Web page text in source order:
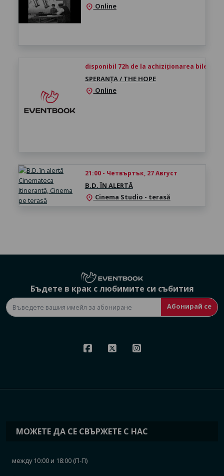
location_on Online
disponibil 72h de la achiziționarea biletului
SPERANȚA / THE HOPE
location_on Online
21:00 - Четвъртък, 27 Август
B.D. ÎN ALERTĂ
location_on Cinema Studio - terasă
Бъдете в крак с любимите си събития
Абонирай се
МОЖЕТЕ ДА СЕ СВЪРЖЕТЕ С НАС
между 10:00 и 18:00 (П-П)